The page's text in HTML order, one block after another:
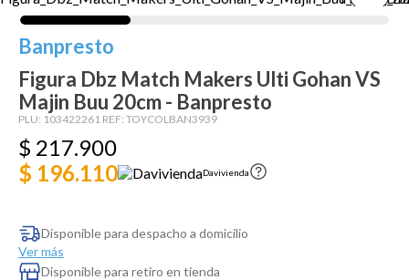
Banpresto
Figura Dbz Match Makers Ulti Gohan VS
Majin Buu 20cm - Banpresto
PLU: 103422261 REF: TOYCOLBAN3939
$ 217.900
$ 196.110
Davivienda
Disponible para despacho a domicilio
Ver más
Disponible para retiro en tienda
Electro
Figuras Toy Story
Carters
Silla Mecedora Bebé
Bebes
Cartas Pokemon
Dinosaurio Juguete